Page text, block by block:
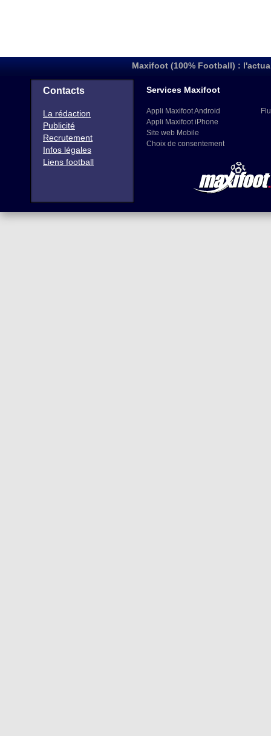
Maxifoot (100% Football) :
Contacts
La rédaction
Publicité
Recrutement
Infos légales
Liens football
Services Maxifoot
Appli Maxifoot Android
Appli Maxifoot iPhone
Site web Mobile
Choix de consentement